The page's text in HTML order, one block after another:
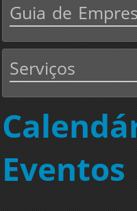
Guia de
Serviços
Eventos